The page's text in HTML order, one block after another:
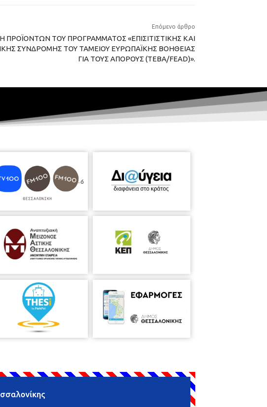
Επόμενο άρθρο
ΠΡΟΪΟΝΤΩΝ ΤΟΥ ΠΡΟΓΡΑΜΜΑΤΟΣ «ΕΠΙΣΙΤΙΣΤΙΚΗΣ ΚΑΙ
ΣΥΝΔΡΟΜΗΣ ΤΟΥ ΤΑΜΕΙΟΥ ΕΥΡΩΠΑΪΚΗΣ ΒΟΗΘΕΙΑΣ
ΓΙΑ ΤΟΥΣ ΑΠΟΡΟΥΣ (ΤΕΒΑ/FEAD)».